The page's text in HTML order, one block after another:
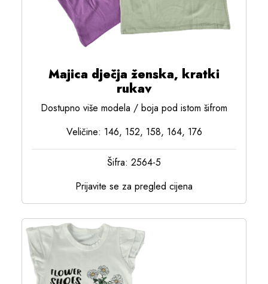
Majica dječja ženska, kratki
rukav
Dostupno više modela / boja pod istom šifrom
Veličine: 146, 152, 158, 164, 176
Šifra: 2564-5
Prijavite se za pregled cijena